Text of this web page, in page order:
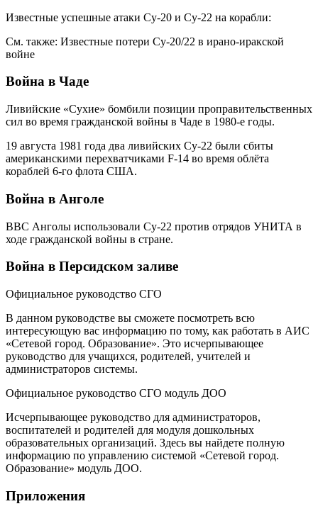
Известные успешные атаки Су-20 и Су-22 на корабли:
См. также: Известные потери Су-20/22 в ирано-иракской
войне
Война в Чаде
Ливийские «Сухие» бомбили позиции проправительственных
сил во время гражданской войны в Чаде в 1980-е годы.
19 августа 1981 года два ливийских Су-22 были сбиты
американскими перехватчиками F-14 во время облёта
кораблей 6-го флота США.
Война в Анголе
ВВС Анголы использовали Су-22 против отрядов УНИТА в
ходе гражданской войны в стране.
Война в Персидском заливе
Официальное руководство СГО
В данном руководстве вы сможете посмотреть всю
интересующую вас информацию по тому, как работать в АИС
«Сетевой город. Образование». Это исчерпывающее
руководство для учащихся, родителей, учителей и
администраторов системы.
Официальное руководство СГО модуль ДОО
Исчерпывающее руководство для администраторов,
воспитателей и родителей для модуля дошкольных
образовательных организаций. Здесь вы найдете полную
информацию по управлению системой «Сетевой город.
Образование» модуль ДОО.
Приложения